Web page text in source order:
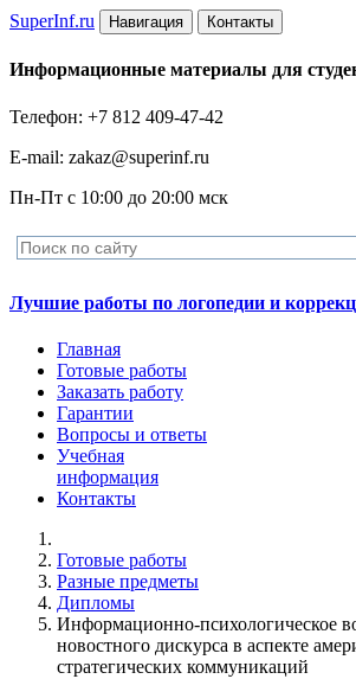
SuperInf.ru Навигация Контакты
Информационные материалы для
Телефон: +7 812 409-47-42
E-mail: zakaz@superinf.ru
Пн-Пт с 10:00 до 20:00 мск
Лучшие работы по логопедии и
Главная
Готовые работы
Заказать работу
Гарантии
Вопросы и ответы
Учебная
информация
Контакты
Готовые работы
Разные предметы
Дипломы
Информационно-психологическое
новостного дискурса в аспекте
стратегических коммуникаций